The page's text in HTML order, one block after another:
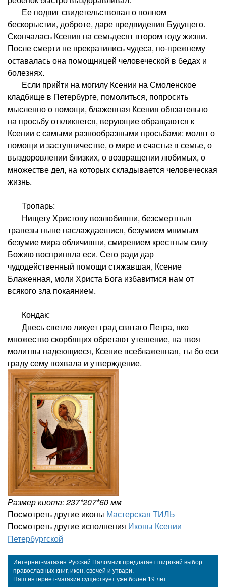
Ее подвиг свидетельствовал о полном
бескорыстии, доброте, даре предвидения Будущего.
Скончалась Ксения на семьдесят втором году жизни.
После смерти не прекратились чудеса, по-прежнему
оставалась она помощницей человеческой в бедах и
болезнях.
Если прийти на могилу Ксении на Смоленское
кладбище в Петербурге, помолиться, попросить
мысленно о помощи, блаженная Ксения обязательно
на просьбу откликнется, верующие обращаются к
Ксении с самыми разнообразными просьбами: молят о
помощи и заступничестве, о мире и счастье в семье, о
выздоровлении близких, о возвращении любимых, о
множестве дел, на которых складывается человеческая
жизнь.
Тропарь:
Нищету Христову возлюбивши, безсмертныя
трапезы ныне наслаждаешися, безумием мнимым
безумие мира обличивши, смирением крестным силу
Божию восприняла еси. Сего ради дар
чудодейственный помощи стяжавшая, Ксение
Блаженная, моли Христа Бога избавитися нам от
всякого зла покаянием.
Кондак:
Днесь светло ликует град святаго Петра, яко
множество скорбящих обретают утешение, на твоя
молитвы надеющиеся, Ксение всеблаженная, ты бо еси
граду сему похвала и утверждение.
Размер киота: 237*207*60 мм
Посмотреть другие иконы Мастерская ТИЛЬ
Посмотреть другие исполнения Иконы Ксении
Петербургской
Интернет-магазин Русский Паломник предлагает широкий выбор
православных книг, икон, свечей и утвари.
Наш интернет-магазин существует уже более 19 лет.